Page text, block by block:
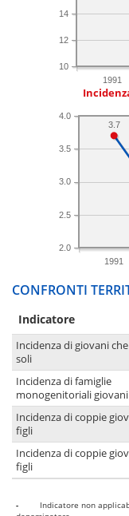
1991
10
12
14
1991
2.0
2.5
3.0
3.5
4.0
3.7
CONFRONTI
Indicatore
Incidenza di giovani
soli
Incidenza di famiglie
monogenitoriali giovani
Incidenza di coppie
figli
Incidenza di coppie
figli
-
Indicatore non